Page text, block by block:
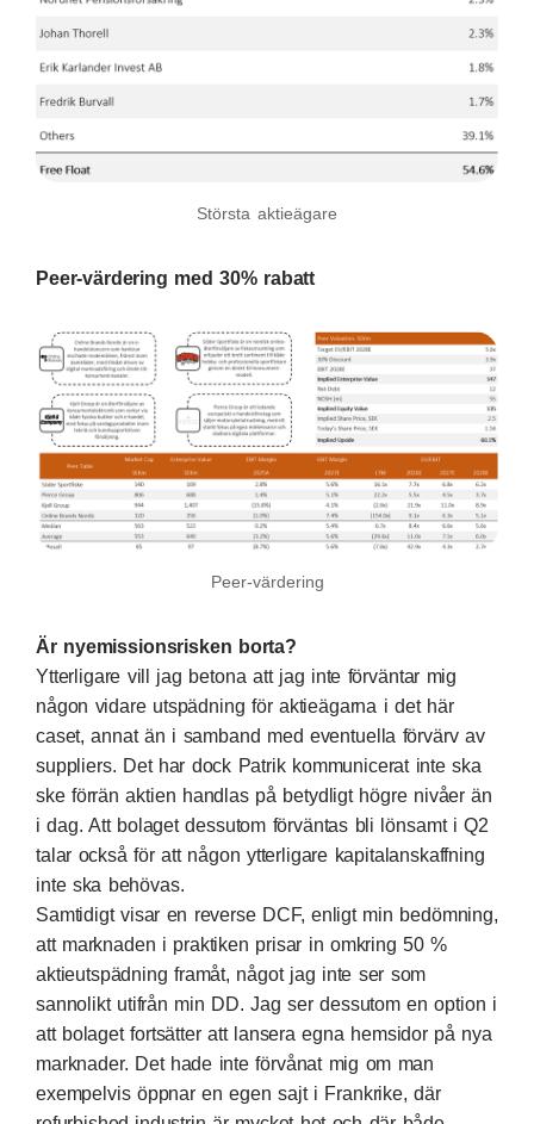
Största aktieägare
Peer-värdering med 30% rabatt
Peer-värdering
Är nyemissionsrisken borta?
Ytterligare vill jag betona att jag inte förväntar mig
någon vidare utspädning för aktieägarna i det här
caset, annat än i samband med eventuella förvärv av
suppliers. Det har dock Patrik kommunicerat inte ska
ske förrän aktien handlas på betydligt högre nivåer än
i dag. Att bolaget dessutom förväntas bli lönsamt i Q2
talar också för att någon ytterligare kapitalanskaffning
inte ska behövas.
Samtidigt visar en reverse DCF, enligt min bedömning,
att marknaden i praktiken prisar in omkring 50 %
aktieutspädning framåt, något jag inte ser som
sannolikt utifrån min DD. Jag ser dessutom en option i
att bolaget fortsätter att lansera egna hemsidor på nya
marknader. Det hade inte förvånat mig om man
exempelvis öppnar en egen sajt i Frankrike, där